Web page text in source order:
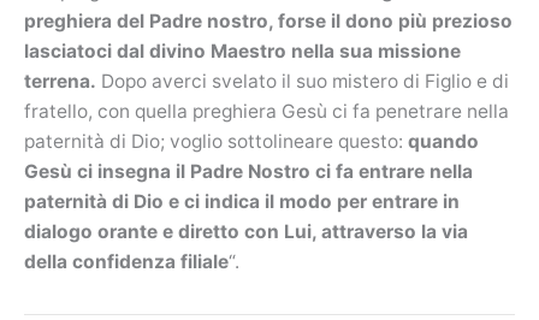
preghiera del Padre nostro, forse il dono più prezioso
lasciatoci dal divino Maestro nella sua missione
terrena. Dopo averci svelato il suo mistero di Figlio e di
fratello, con quella preghiera Gesù ci fa penetrare nella
paternità di Dio; voglio sottolineare questo: quando
Gesù ci insegna il Padre Nostro ci fa entrare nella
paternità di Dio e ci indica il modo per entrare in
dialogo orante e diretto con Lui, attraverso la via
della confidenza filiale“.